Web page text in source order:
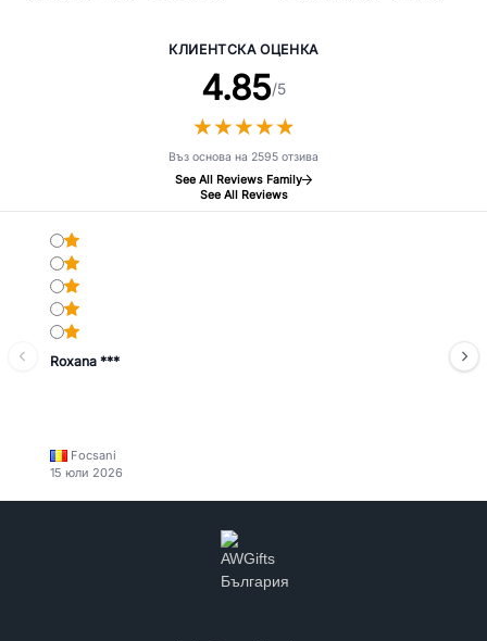
КЛИЕНТСКА ОЦЕНКА
4.85/5
★★★★★
★★★★★
Въз основа на 2595 отзива
See All Reviews Family
See All Reviews
Roxana ***
Focsani
15 юли 2026